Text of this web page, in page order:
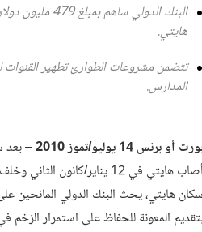
البنك الدولي
هايتي.
تتضمن مشروعات الطوارئ تطهير القنوات
المدارس.
أو برنس 14 يوليو/تموز 2010– بعد
أصاب هايتي في 12 يناير/
هايتي، يحث البنك الدولي المانحين
المعونة للحفاظ على استمرار الزخم